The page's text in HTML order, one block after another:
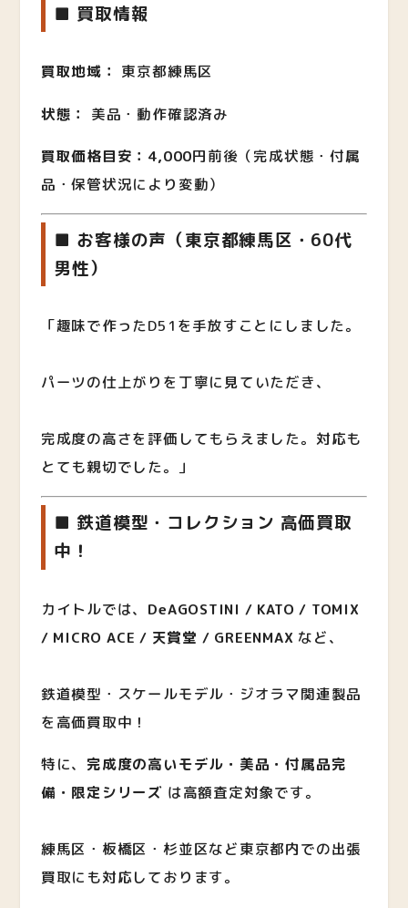
■ 買取情報
買取地域： 東京都練馬区
状態： 美品・動作確認済み
買取価格目安：4,000円前後（完成状態・付属
品・保管状況により変動）
■ お客様の声（東京都練馬区・60代
男性）
「趣味で作ったD51を手放すことにしました。
パーツの仕上がりを丁寧に見ていただき、
完成度の高さを評価してもらえました。対応も
とても親切でした。」
■ 鉄道模型・コレクション 高価買取
中！
カイトルでは、 DeAGOSTINI / KATO / TOMIX
/ MICRO ACE / 天賞堂 / GREENMAX など、
鉄道模型・スケールモデル・ジオラマ関連製品
を高価買取中！
特に、 完成度の高いモデル・美品・付属品完
備・限定シリーズ は高額査定対象です。
練馬区・板橋区・杉並区など東京都内での出張
買取にも対応しております。